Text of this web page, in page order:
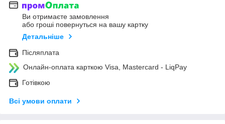
Ви отримаєте замовлення
або гроші повернуться на вашу картку
Детальніше
Післяплата
Онлайн-оплата карткою Visa, Mastercard - LiqPay
Готівкою
Всі умови оплати